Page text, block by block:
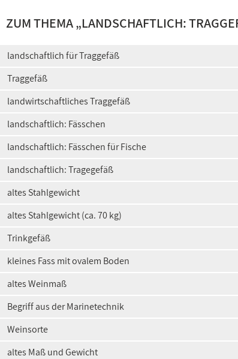
ZUM THEMA „LANDSCHAFTLICH:
landschaftlich für Traggefäß
Traggefäß
landwirtschaftliches Traggefäß
landschaftlich: Fässchen
landschaftlich: Fässchen für Fische
landschaftlich: Tragegefäß
altes Stahlgewicht
altes Stahlgewicht (ca. 70 kg)
Trinkgefäß
kleines Fass mit ovalem Boden
altes Weinmaß
Begriff aus der Marinetechnik
Weinsorte
altes Maß und Gewicht